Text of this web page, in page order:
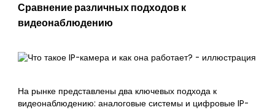
Сравнение различных подходов к
видеонаблюдению
На рынке представлены два ключевых подхода к
видеонаблюдению: аналоговые системы и цифровые IP-